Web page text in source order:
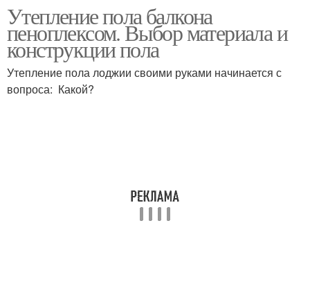
Утепление пола балкона
пеноплексом. Выбор материала и
конструкции пола
Утепление пола лоджии своими руками начинается с
вопроса: Какой?